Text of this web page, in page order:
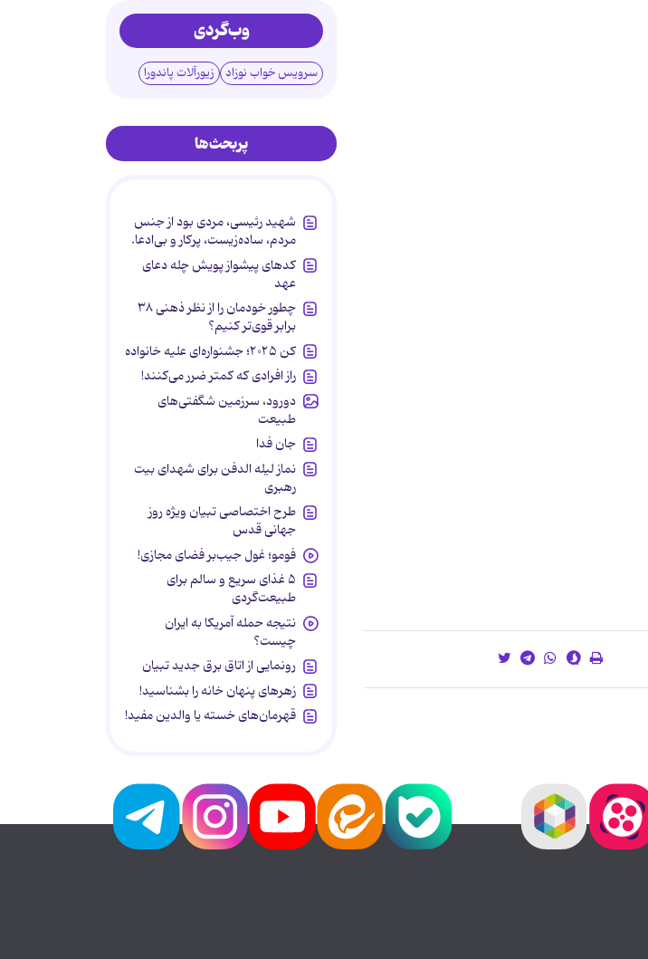
وب‌گردی
سرویس خواب نوزاد زیورآلات پاندورا
پربحث‌ها
شهید رئیسی، مردی بود از جنس
مردم، ساده‌زیست، پرکار و بی‌ادعا.
کدهای پیشواز پویش چله دعای
عهد
چطور خودمان را از نظر ذهنی ۳۸
برابر قوی‌تر کنیم؟
کن ۲۰۲۵؛ جشنواره‌ای علیه خانواده
راز افرادی که کمتر ضرر می‌کنند!
دورود، سرزمین شگفتی‌های
طبیعت
جان فدا
نماز لیله الدفن برای شهدای بیت
رهبری
طرح اختصاصی تبیان ویژه روز
جهانی قدس
فومو؛ غول جیب‌بر فضای مجازی!
۵ غذای سریع و سالم برای
طبیعت‌گردی
نتیجه حمله آمریکا به ایران
چیست؟
رونمایی از اتاق برق جدید تبیان
زهرهای پنهان خانه را بشناسید!
قهرمان‌های خسته یا والدین مفید!